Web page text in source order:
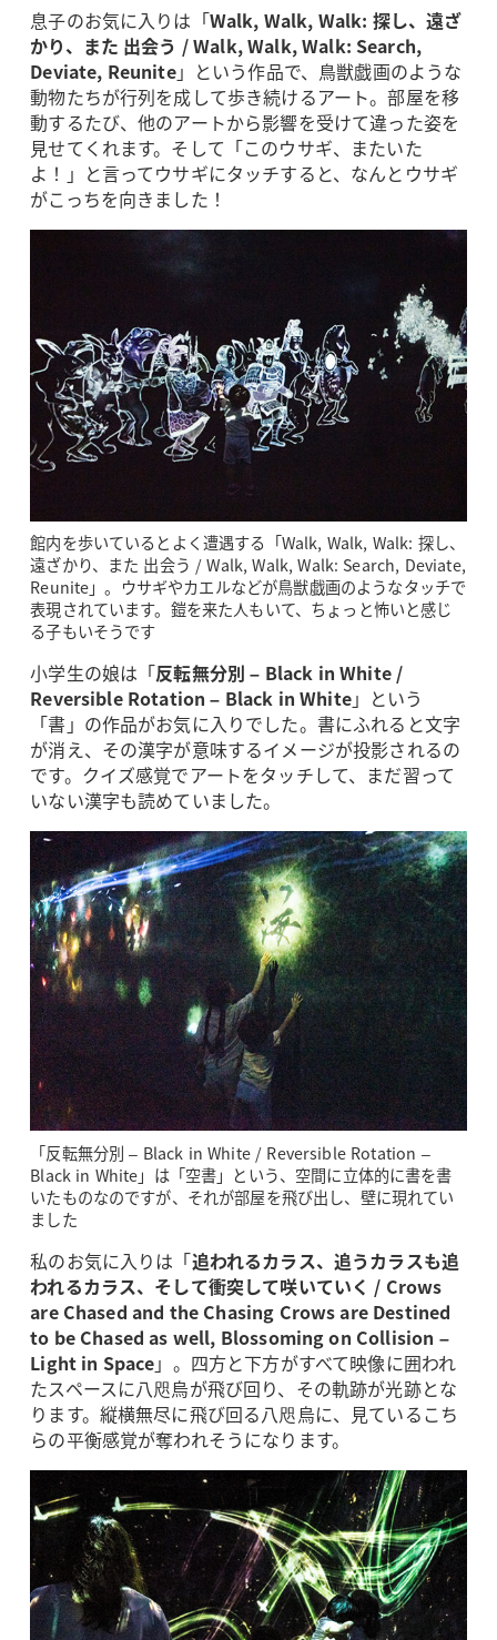
息子のお気に入りは「Walk, Walk, Walk: 探し、遠ざ
かり、また 出会う / Walk, Walk, Walk: Search,
Deviate, Reunite」という作品で、鳥獣戯画のような
動物たちが行列を成して歩き続けるアート。部屋を移
動するたび、他のアートから影響を受けて違った姿を
見せてくれます。そして「このウサギ、またいた
よ！」と言ってウサギにタッチすると、なんとウサギ
がこっちを向きました！
館内を歩いているとよく遭遇する「Walk, Walk, Walk: 探し、
遠ざかり、また 出会う / Walk, Walk, Walk: Search, Deviate,
Reunite」。ウサギやカエルなどが鳥獣戯画のようなタッチで
表現されています。鎧を来た人もいて、ちょっと怖いと感じ
る子もいそうです
小学生の娘は「反転無分別 – Black in White /
Reversible Rotation – Black in White」という
「書」の作品がお気に入りでした。書にふれると文字
が消え、その漢字が意味するイメージが投影されるの
です。クイズ感覚でアートをタッチして、まだ習って
いない漢字も読めていました。
「反転無分別 – Black in White / Reversible Rotation –
Black in White」は「空書」という、空間に立体的に書を書
いたものなのですが、それが部屋を飛び出し、壁に現れてい
ました
私のお気に入りは「追われるカラス、追うカラスも追
われるカラス、そして衝突して咲いていく / Crows
are Chased and the Chasing Crows are Destined
to be Chased as well, Blossoming on Collision –
Light in Space」。四方と下方がすべて映像に囲われ
たスペースに八咫烏が飛び回り、その軌跡が光跡とな
ります。縦横無尽に飛び回る八咫烏に、見ているこち
らの平衡感覚が奪われそうになります。